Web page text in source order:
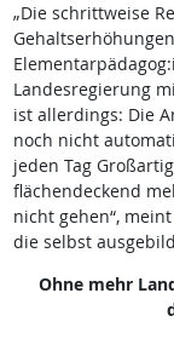
„Die schrittweise
Landesregierung
ist allerdings: Die
noch nicht
jeden Tag
flächendeckend
nicht gehen“,
die selbst
Ohne mehr